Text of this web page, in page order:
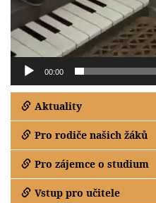
Aktuality
Pro rodiče našich žáků
Pro zájemce o studium
Vstup pro učitele
00:00